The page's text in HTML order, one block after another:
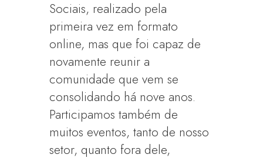
Sociais, realizado pela
primeira vez em formato
online, mas que foi capaz de
novamente reunir a
comunidade que vem se
consolidando há nove anos.
Participamos também de
muitos eventos, tanto de nosso
setor, quanto fora dele,